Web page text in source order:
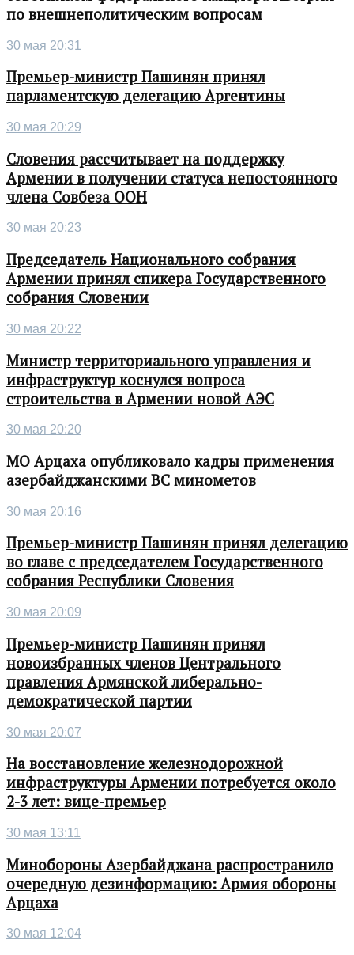
по внешнеполитическим вопросам
30 мая 20:31
Премьер-министр Пашинян принял
парламентскую делегацию Аргентины
30 мая 20:29
Словения рассчитывает на поддержку
Армении в получении статуса непостоянного
члена Совбеза ООН
30 мая 20:23
Председатель Национального собрания
Армении принял спикера Государственного
собрания Словении
30 мая 20:22
Министр территориального управления и
инфраструктур коснулся вопроса
строительства в Армении новой АЭС
30 мая 20:20
МО Арцаха опубликовало кадры применения
азербайджанскими ВС минометов
30 мая 20:16
Премьер-министр Пашинян принял делегацию
во главе с председателем Государственного
собрания Республики Словения
30 мая 20:09
Премьер-министр Пашинян принял
новоизбранных членов Центрального
правления Армянской либерально-
демократической партии
30 мая 20:07
На восстановление железнодорожной
инфраструктуры Армении потребуется около
2-3 лет: вице-премьер
30 мая 13:11
Минобороны Азербайджана распространило
очередную дезинформацию: Армия обороны
Арцаха
30 мая 12:04